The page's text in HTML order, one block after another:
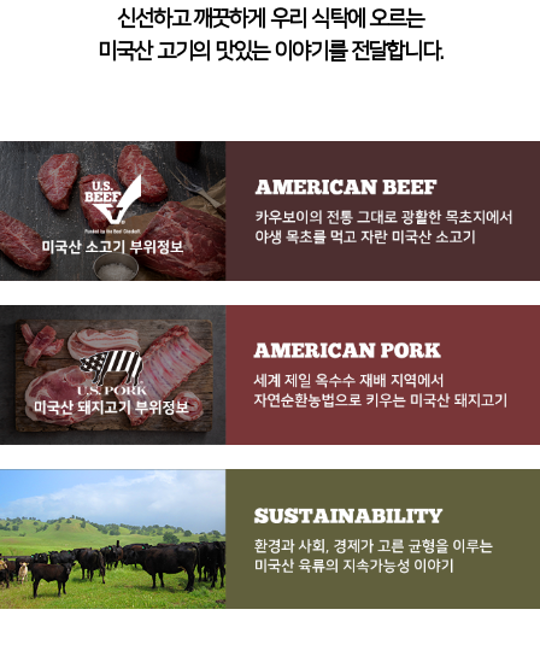
신선하고 깨끗하게 우리 식탁에 오르는
미국산 고기의 맛있는 이야기를 전달합니다.